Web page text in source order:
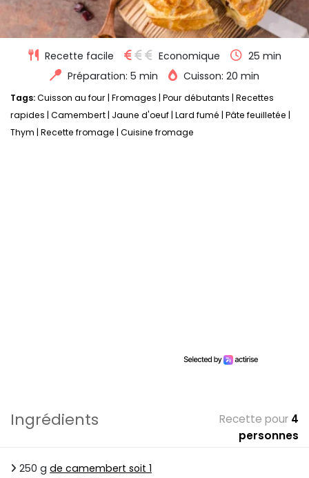
Recette facile Economique
25 min
Préparation: 5 min
Cuisson: 20 min
Tags:Cuisson au four Fromages Pour débutants Recettes
rapides Camembert Jaune d'oeuf Lard fumé Pâte feuilletée
Thym Recette fromage Cuisine fromage
Ingrédients Recette pour 4
personnes
250 g de camembert soit 1